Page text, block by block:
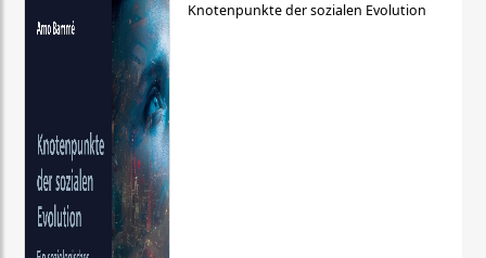
Knotenpunkte der sozialen Evolution